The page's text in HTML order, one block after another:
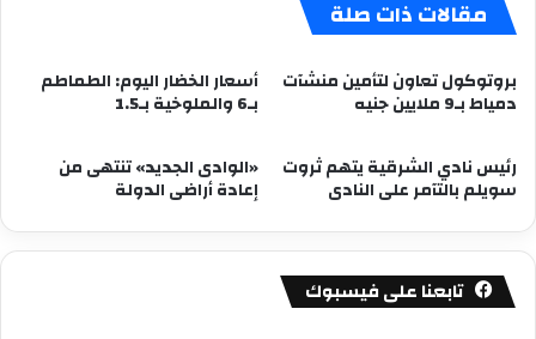
مقالات ذات صلة
بروتوكول تعاون لتأمين منشآت
دمياط بـ9 ملايين جنيه
أسعار الخضار اليوم: الطماطم
بـ6 والملوخية بـ1.5
رئيس نادي الشرقية يتهم ثروت
سويلم بالتآمر على النادى
«الوادى الجديد» تنتهى من
إعادة أراضى الدولة
تابعنا على فيسبوك